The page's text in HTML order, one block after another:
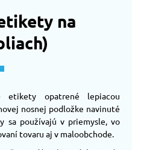
na
etikety opatrené lepiacou
nosnej podložke navinuté
sa používajú v priemysle, vo
tovaru aj v maloobchode.